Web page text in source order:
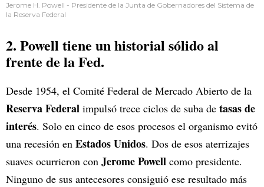
Jerome H. Powell - Presidente de la Junta de Gobernadores del Sistema de
la Reserva Federal
2. Powell tiene un historial sólido al
frente de la Fed.
Desde 1954, el Comité Federal de Mercado Abierto de la
Reserva Federal impulsó trece ciclos de suba de tasas de
interés. Solo en cinco de esos procesos el organismo evitó
una recesión en Estados Unidos. Dos de esos aterrizajes
suaves ocurrieron con Jerome Powell como presidente.
Ninguno de sus antecesores consiguió ese resultado más